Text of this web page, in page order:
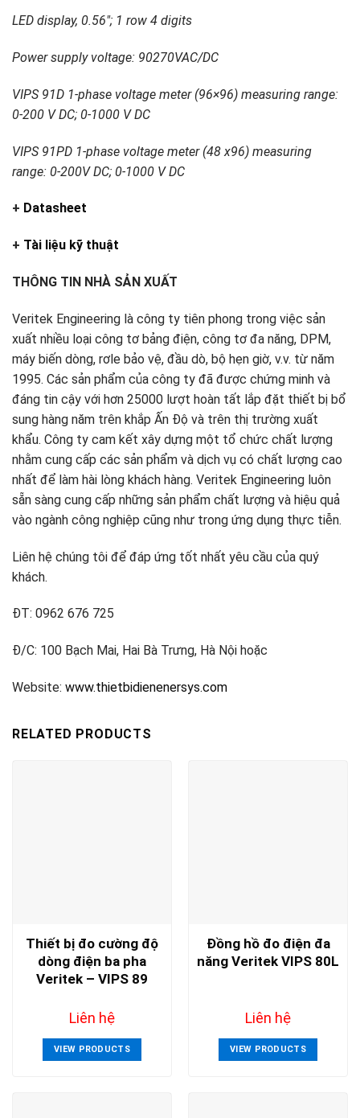
LED display, 0.56″; 1 row 4 digits
Power supply voltage: 90270VAC/DC
VIPS 91D 1-phase voltage meter (96×96) measuring range:
0-200 V DC; 0-1000 V DC
VIPS 91PD 1-phase voltage meter (48 x96) measuring
range: 0-200V DC; 0-1000 V DC
+ Datasheet
+ Tài liệu kỹ thuật
THÔNG TIN NHÀ SẢN XUẤT
Veritek Engineering là công ty tiên phong trong việc sản
xuất nhiều loại công tơ bảng điện, công tơ đa năng, DPM,
máy biến dòng, rơle bảo vệ, đầu dò, bộ hẹn giờ, v.v. từ năm
1995. Các sản phẩm của công ty đã được chứng minh và
đáng tin cậy với hơn 25000 lượt hoàn tất lắp đặt thiết bị bổ
sung hàng năm trên khắp Ấn Độ và trên thị trường xuất
khẩu. Công ty cam kết xây dựng một tổ chức chất lượng
nhằm cung cấp các sản phẩm và dịch vụ có chất lượng cao
nhất để làm hài lòng khách hàng. Veritek Engineering luôn
sẵn sàng cung cấp những sản phẩm chất lượng và hiệu quả
vào ngành công nghiệp cũng như trong ứng dụng thực tiễn.
Liên hệ chúng tôi để đáp ứng tốt nhất yêu cầu của quý
khách.
ĐT: 0962 676 725
Đ/C: 100 Bạch Mai, Hai Bà Trưng, Hà Nội hoặc
Website: www.thietbidienenersys.com
RELATED PRODUCTS
Thiết bị đo cường độ
dòng điện ba pha
Veritek – VIPS 89
Liên hệ
VIEW PRODUCTS
Đồng hồ đo điện đa
năng Veritek VIPS 80L
Liên hệ
VIEW PRODUCTS